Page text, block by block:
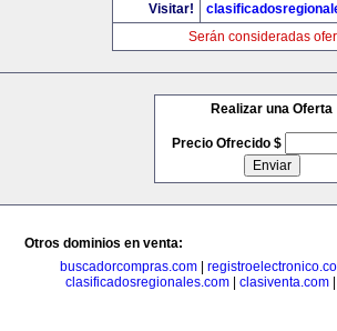
Visitar!
Serán consideradas
Realizar una Oferta
Precio Ofrecido $
Otros dominios en venta:
buscadorcompras.com
clasificadosregionales.com| clasiventa.com